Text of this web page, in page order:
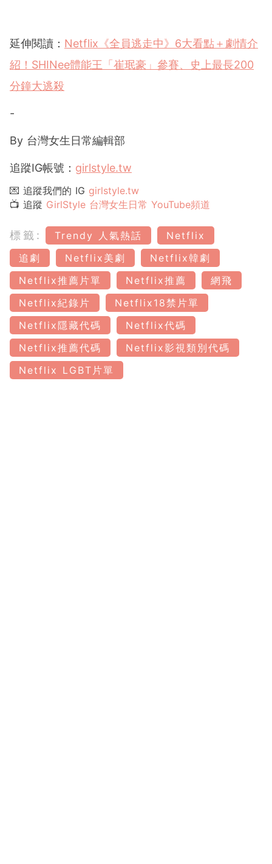
延伸閱讀： Netflix《全員逃走中》6大看點＋劇情介
紹！SHINee體能王「崔珉豪」參賽、史上最長200
分鐘大逃殺
-
By 台灣女生日常編輯部
追蹤IG帳號： girlstyle.tw
💌 追蹤我們的 IG girlstyle.tw
📺 追蹤 GirlStyle 台灣女生日常 YouTube頻道
標籤: Trendy 人氣熱話
Netflix
追劇
Netflix美劇
Netflix韓劇
Netflix推薦片單
Netflix推薦
網飛
Netflix紀錄片
Netflix18禁片單
Netflix隱藏代碼
Netflix代碼
Netflix推薦代碼
Netflix影視類別代碼
Netflix LGBT片單